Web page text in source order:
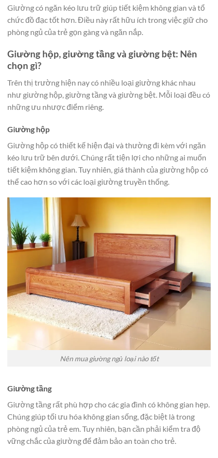
Giường có ngăn kéo lưu trữ giúp tiết kiệm không gian và tổ
chức đồ đạc tốt hơn. Điều này rất hữu ích trong việc giữ cho
phòng ngủ của trẻ gọn gàng và ngăn nắp.
Giường hộp, giường tầng và giường bệt: Nên
chọn gì?
Trên thị trường hiện nay có nhiều loại giường khác nhau
như giường hộp, giường tầng và giường bệt. Mỗi loại đều có
những ưu nhược điểm riêng.
Giường hộp
Giường hộp có thiết kế hiện đại và thường đi kèm với ngăn
kéo lưu trữ bên dưới. Chúng rất tiện lợi cho những ai muốn
tiết kiệm không gian. Tuy nhiên, giá thành của giường hộp có
thể cao hơn so với các loại giường truyền thống.
Nên mua giường ngủ loại nào tốt
Giường tầng
Giường tầng rất phù hợp cho các gia đình có không gian hẹp.
Chúng giúp tối ưu hóa không gian sống, đặc biệt là trong
phòng ngủ của trẻ em. Tuy nhiên, bạn cần phải kiểm tra độ
vững chắc của giường để đảm bảo an toàn cho trẻ.